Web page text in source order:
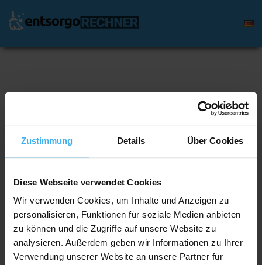
Zustimmung Details Über Cookies
Diese Webseite verwendet Cookies
Wir verwenden Cookies, um Inhalte und Anzeigen zu
personalisieren, Funktionen für soziale Medien anbieten
zu können und die Zugriffe auf unsere Website zu
analysieren. Außerdem geben wir Informationen zu Ihrer
Verwendung unserer Website an unsere Partner für
Entsorgung zum Festpreis online
buchen
Möchtest du den Preis für einen Abfallcontainer oder
eine Entrümpelung errechnen?